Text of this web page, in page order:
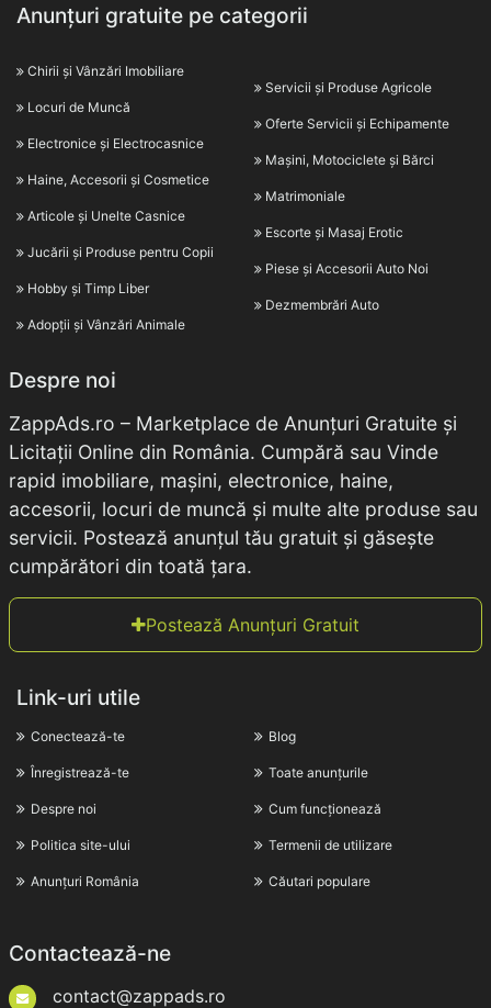
Anunțuri gratuite pe categorii
Chirii și Vânzări Imobiliare
Locuri de Muncă
Electronice și Electrocasnice
Haine, Accesorii și Cosmetice
Articole și Unelte Casnice
Jucării și Produse pentru Copii
Hobby și Timp Liber
Adopții și Vânzări Animale
Servicii și Produse Agricole
Oferte Servicii și Echipamente
Mașini, Motociclete și Bărci
Matrimoniale
Escorte și Masaj Erotic
Piese și Accesorii Auto Noi
Dezmembrări Auto
Despre noi
ZappAds.ro – Marketplace de Anunțuri Gratuite și
Licitații Online din România. Cumpără sau Vinde
rapid imobiliare, mașini, electronice, haine,
accesorii, locuri de muncă și multe alte produse sau
servicii. Postează anunțul tău gratuit și găsește
cumpărători din toată țara.
Postează Anunțuri Gratuit
Link-uri utile
Conectează-te
Înregistrează-te
Despre noi
Politica site-ului
Anunțuri România
Blog
Toate anunțurile
Cum funcționează
Termenii de utilizare
Căutari populare
Contactează-ne
contact@zappads.ro